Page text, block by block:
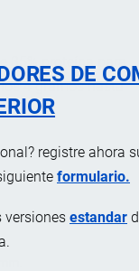
DE
registre ahora
formulario.
versiones estandar
35% proteína para
4 gramos hasta